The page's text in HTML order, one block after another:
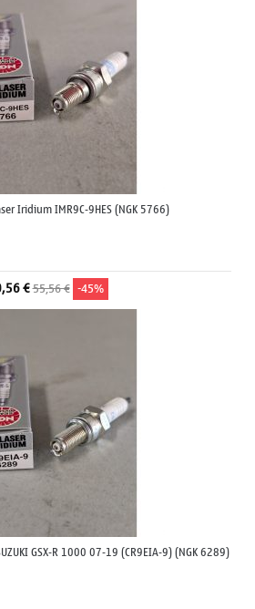
Iridium IMR9C-9HES (NGK 5766)
€55,56 € -45%
GSX-R 1000 07-19 (CR9EIA-9) (NGK 6289)